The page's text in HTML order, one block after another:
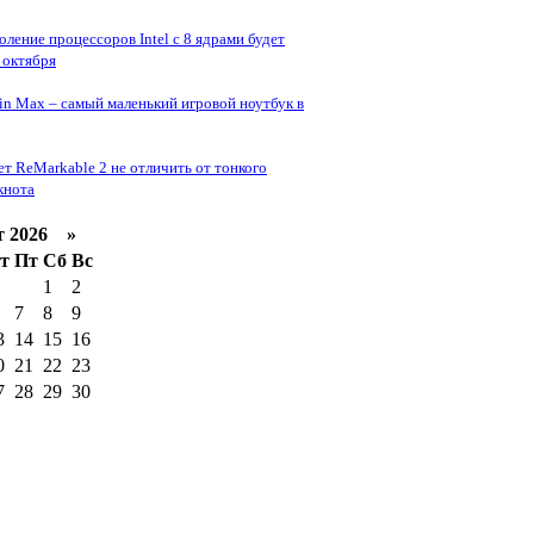
процессоров Intel с 8 ядрами будет
Max – самый маленький игровой ноутбук в
ReMarkable 2 не отличить от тонкого
2026 »
Пт Сб Вс
1
2
7
8
9
14 15 16
21 22 23
28 29 30